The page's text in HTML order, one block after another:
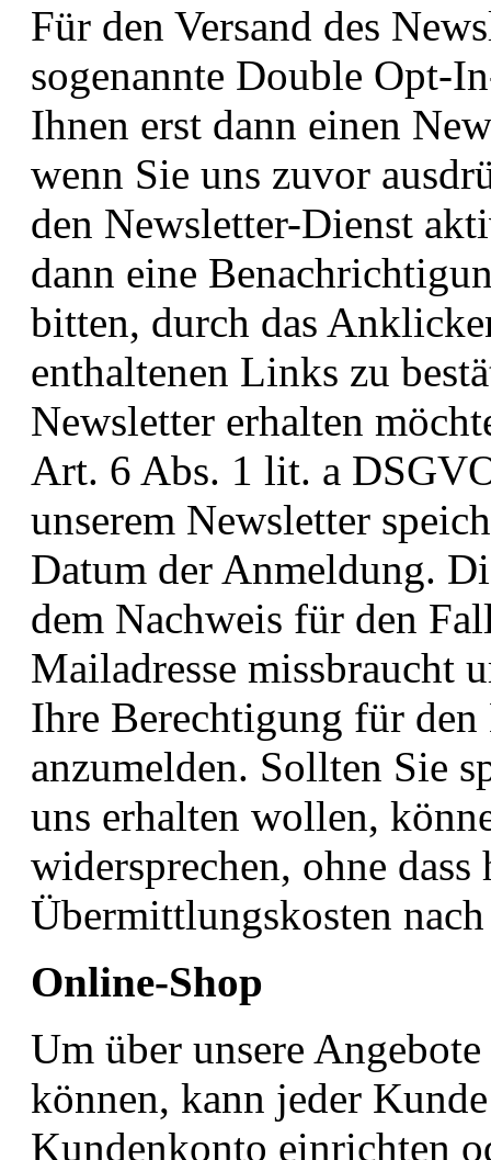
Für den Versand des
sogenannte Double Opt-
Ihnen erst dann einen
wenn Sie uns zuvor
den Newsletter-Dienst
dann eine
bitten, durch das
enthaltenen Links zu
Newsletter erhalten
Art. 6 Abs. 1 lit. a
unserem Newsletter
Datum der Anmeldung.
dem Nachweis für den
Mailadresse missbraucht
Ihre Berechtigung für
anzumelden. Sollten Sie
uns erhalten wollen,
widersprechen, ohne
Übermittlungskosten
Online-Shop
Um über unsere
können, kann jeder
Kundenkonto einrichten